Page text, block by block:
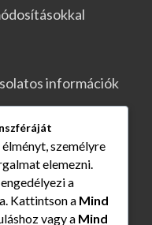
információk
személyre
elemezni.
a
Kattintson a Mind
vagy a Mind